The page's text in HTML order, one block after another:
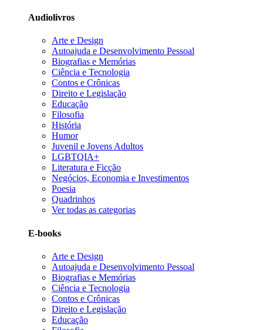
Audiolivros
Arte e Design
Autoajuda e Desenvolvimento Pessoal
Biografias e Memórias
Ciência e Tecnologia
Contos e Crônicas
Direito e Legislação
Educação
Filosofia
História
Humor
Juvenil e Jovens Adultos
LGBTQIA+
Literatura e Ficção
Negócios, Economia e Investimentos
Poesia
Quadrinhos
Ver todas as categorias
E-books
Arte e Design
Autoajuda e Desenvolvimento Pessoal
Biografias e Memórias
Ciência e Tecnologia
Contos e Crônicas
Direito e Legislação
Educação